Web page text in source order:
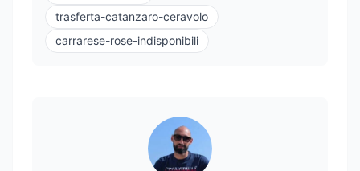
trasferta-catanzaro-ceravolo
carrarese-rose-indisponibili